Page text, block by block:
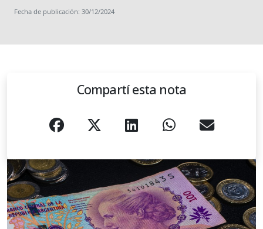
Fecha de publicación: 30/12/2024
Compartí esta nota